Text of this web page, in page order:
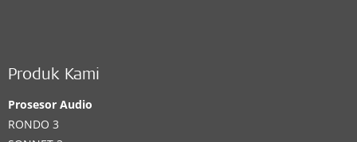
Produk Kami
Prosesor Audio
RONDO 3